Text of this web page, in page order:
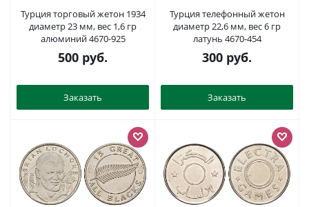
Турция торговый жетон 1934
диаметр 23 мм, вес 1,6 гр
алюминий 4670-925
500 руб.
Заказать
Турция телефонный жетон
диаметр 22,6 мм, вес 6 гр
латунь 4670-454
300 руб.
Заказать